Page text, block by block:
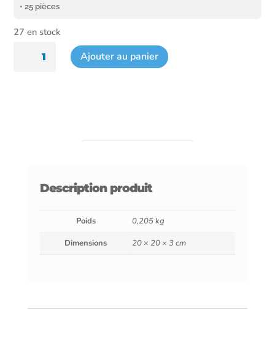
• 25 pièces
27 en stock
quantité
Ajouter au panier
Description produit
Poids
0,205 kg
Dimensions
20 × 20 × 3 cm